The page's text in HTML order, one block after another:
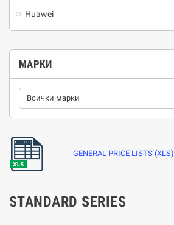
Huawei
МАРКИ
GENERAL PRICE LISTS (XLS)
STANDARD SERIES